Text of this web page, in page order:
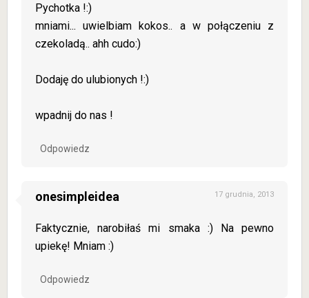
Pychotka !:)
mniami... uwielbiam kokos.. a w połączeniu z
czekoladą.. ahh cudo:)
Dodaję do ulubionych !:)
wpadnij do nas !
Odpowiedz
onesimpleidea 17 grudnia, 2013
Faktycznie, narobiłaś mi smaka :) Na pewno
upiekę! Mniam :)
Odpowiedz